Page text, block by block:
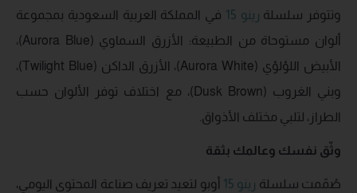
وتتوفر سلسلة رينو 15
في المملكة العربية السعودية بمجموعة
ألوان مستوحاة من الطبيعة: الأزرق السماوي (Aurora Blue)،
الأبيض اللؤلؤي (Aurora White)، الأزرق الداكن (Twilight Blue)،
وبني الغروب (Dusk Brown)، مع اختلاف توفر الألوان حسب
الطراز، لتلبي مختلف الأذواق.
وثّق نفسك وعالمك بثقة
صُمّمت سلسلة رينو 15
أوبو لتعيد تعريف صناعة المحتوى اليومي،